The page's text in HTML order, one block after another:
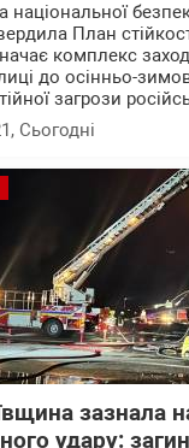
національної
План
комплекс
до осінньо-
загрози
, Сьогодні
зазнала
удару: